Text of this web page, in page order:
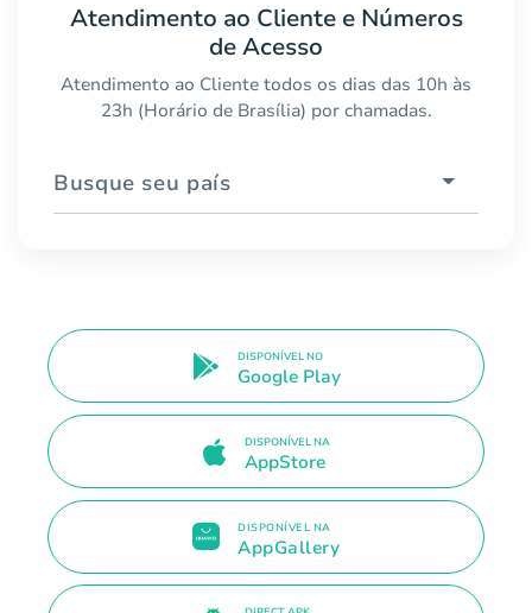
Atendimento ao Cliente e Números
de Acesso
Atendimento ao Cliente todos os dias das 10h às
23h (Horário de Brasília) por chamadas.
Busque seu país
DISPONÍVEL NO
Google Play
DISPONÍVEL NA
AppStore
DISPONÍVEL NA
AppGallery